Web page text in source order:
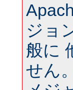
ジョ
般に
せん